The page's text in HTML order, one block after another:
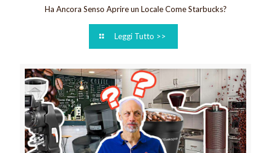
Ha Ancora Senso Aprire un Locale Come Starbucks?
Leggi Tutto >>